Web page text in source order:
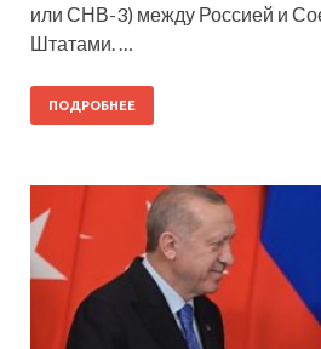
или СНВ-3) между Россией и
Штатами. …
ПОДРОБНЕЕ